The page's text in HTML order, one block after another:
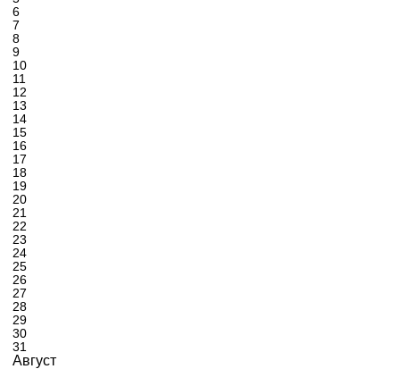
6
7
8
9
10
11
12
13
14
15
16
17
18
19
20
21
22
23
24
25
26
27
28
29
30
31
Август